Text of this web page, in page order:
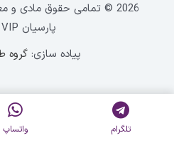
2026 © تمامی حقوق مادی
پارسیان VIP است.
پیاده سازی:گروه
تلگرام واتساپ